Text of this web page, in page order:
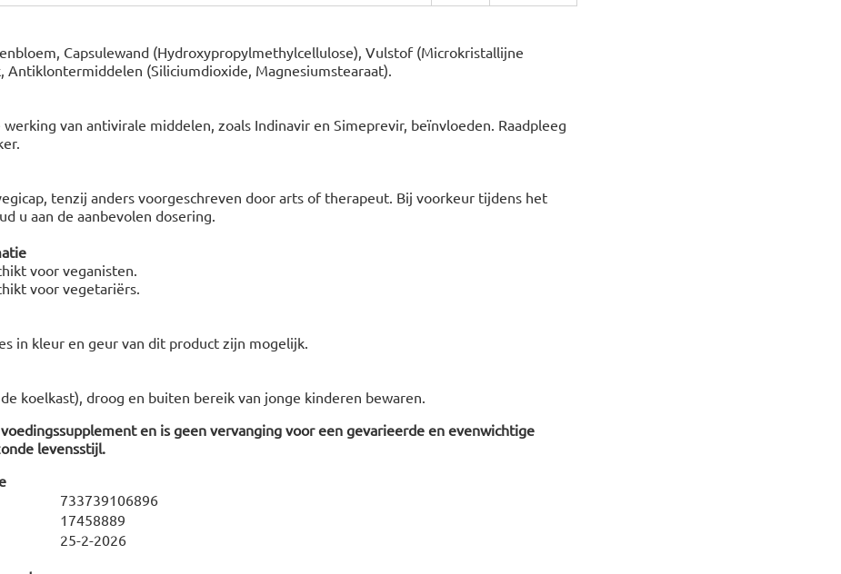
Capsulewand (Hydroxypropylmethylcellulose), Vulstof (Microkristallijne
Antiklontermiddelen (Siliciumdioxide, Magnesiumstearaat).
van antivirale middelen, zoals Indinavir en Simeprevir, beïnvloeden. Raadpleeg
tenzij anders voorgeschreven door arts of therapeut. Bij voorkeur tijdens het
u aan de aanbevolen dosering.
voor veganisten.
voor vegetariërs.
in kleur en geur van dit product zijn mogelijk.
koelkast), droog en buiten bereik van jonge kinderen bewaren.
en is geen vervanging voor een gevarieerde en evenwichtige
levensstijl.
733739106896
17458889
25-2-2026